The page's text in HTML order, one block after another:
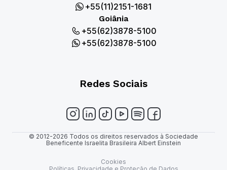
+55(11)2151-1681
Goiânia
+55(62)3878-5100
+55(62)3878-5100
Redes Sociais
© 2012-2026 Todos os direitos reservados à Sociedade
Beneficente Israelita Brasileira Albert Einstein
Cookies